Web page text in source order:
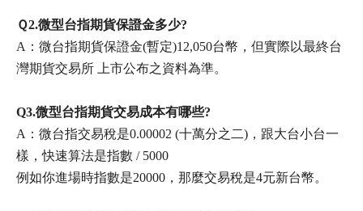
Ｑ2.微型台指期貨保證金多少?
A： 微台指期貨保證金(暫定)12,050台幣，但實際以最終台
灣期貨交易所 上市公布之資料為準。
Q3.微型台指期貨交易成本有哪些?
A： 微台指交易稅是0.00002 (十萬分之二)，跟大台小台一
樣，快速算法是指數 / 5000
例如你進場時指數是20000，那麼交易稅是4元新台幣。